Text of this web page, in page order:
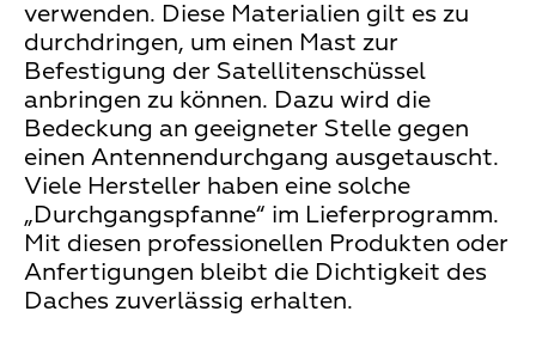
verwenden. Diese Materialien gilt es zu
durchdringen, um einen Mast zur
Befestigung der Satellitenschüssel
anbringen zu können. Dazu wird die
Bedeckung an geeigneter Stelle gegen
einen Antennendurchgang ausgetauscht.
Viele Hersteller haben eine solche
„Durchgangspfanne“ im Lieferprogramm.
Mit diesen professionellen Produkten oder
Anfertigungen bleibt die Dichtigkeit des
Daches zuverlässig erhalten.